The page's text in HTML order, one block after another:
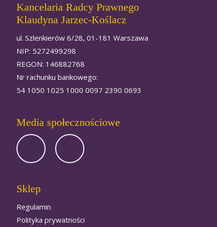
Kancelaria Radcy Prawnego
Klaudyna Jarzec-Koślacz
ul. Szlenkierów 6/28, 01-181 Warszawa
NIP: 5272499298
REGON: 146882768
Nr rachunku bankowego:
54 1050 1025 1000 0097 2390 0693
Media społecznościowe
Sklep
Regulamin
Polityka prywatności